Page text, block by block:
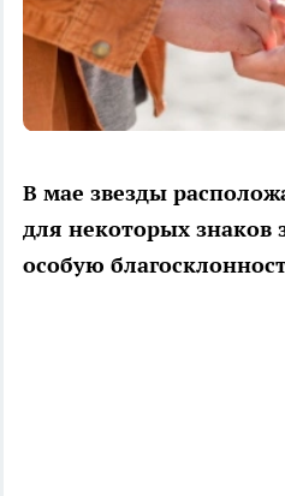
В мае звезды
для некоторых знаков
особую